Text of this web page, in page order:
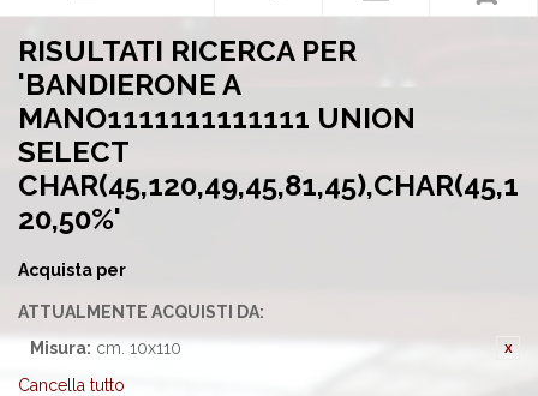
RISULTATI RICERCA PER
'BANDIERONE A
MANO1111111111111 UNION
SELECT
CHAR(45,120,49,45,81,45),CHAR(45,1
20,50%'
Acquista per
ATTUALMENTE ACQUISTI DA:
Misura: cm. 10x110
Cancella tutto